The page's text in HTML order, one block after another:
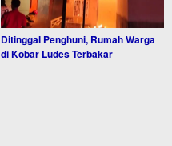
Ditinggal Penghuni, Rumah Warga
di Kobar Ludes Terbakar